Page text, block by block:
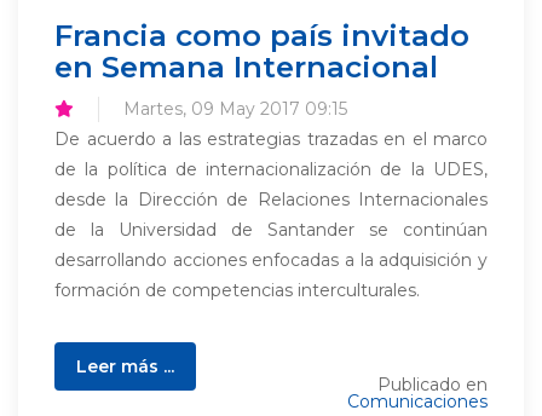
Francia como país invitado
en Semana Internacional
Martes, 09 May 2017 09:15
De acuerdo a las estrategias trazadas en el marco
de la política de internacionalización de la UDES,
desde la Dirección de Relaciones Internacionales
de la Universidad de Santander se continúan
desarrollando acciones enfocadas a la adquisición y
formación de competencias interculturales.
Leer más ...
Publicado en
Comunicaciones